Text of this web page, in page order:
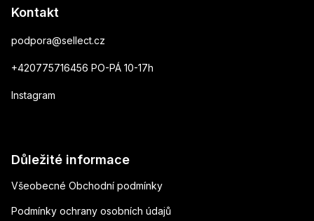
Kontakt
podpora@sellect.cz
+420775716456 PO-PÁ 10-17h
Instagram
Důležité informace
Všeobecné Obchodní podmínky
Podmínky ochrany osobních údajů